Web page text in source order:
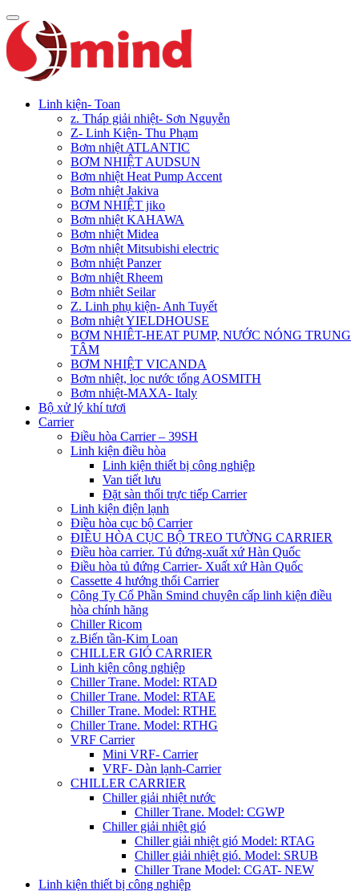
Linh kiện- Toan
z. Tháp giải nhiệt- Sơn Nguyễn
Z- Linh Kiện- Thu Phạm
Bơm nhiệt ATLANTIC
BƠM NHIỆT AUDSUN
Bơm nhiệt Heat Pump Accent
Bơm nhiệt Jakiva
BƠM NHIỆT jiko
Bơm nhiệt KAHAWA
Bơm nhiệt Midea
Bơm nhiệt Mitsubishi electric
Bơm nhiệt Panzer
Bơm nhiệt Rheem
Bơm nhiêt Seilar
Z. Linh phụ kiện- Anh Tuyết
Bơm nhiệt YIELDHOUSE
BƠM NHIÊT-HEAT PUMP, NƯỚC NÓNG TRUNG
TÂM
BƠM NHIỆT VICANDA
Bơm nhiệt, lọc nước tổng AOSMITH
Bơm nhiệt-MAXA- Italy
Bộ xử lý khí tươi
Carrier
Điều hòa Carrier – 39SH
Linh kiện điều hòa
Linh kiện thiết bị công nghiệp
Van tiết lưu
Đặt sàn thổi trực tiếp Carrier
Linh kiện điện lạnh
Điều hòa cục bộ Carrier
ĐIỀU HÒA CỤC BỘ TREO TƯỜNG CARRIER
Điều hòa carrier. Tủ đứng-xuất xứ Hàn Quốc
Điều hòa tủ đứng Carrier- Xuất xứ Hàn Quốc
Cassette 4 hướng thổi Carrier
Công Ty Cổ Phần Smind chuyên cấp linh kiện điều
hòa chính hãng
Chiller Ricom
z.Biến tần-Kim Loan
CHILLER GIÓ CARRIER
Linh kiện công nghiệp
Chiller Trane. Model: RTAD
Chiller Trane. Model: RTAE
Chiller Trane. Model: RTHE
Chiller Trane. Model: RTHG
VRF Carrier
Mini VRF- Carrier
VRF- Dàn lạnh-Carrier
CHILLER CARRIER
Chiller giải nhiệt nước
Chiller Trane. Model: CGWP
Chiller giải nhiệt gió
Chiller giải nhiệt gió Model: RTAG
Chiller giải nhiệt gió. Model: SRUB
Chiller Trane Model: CGAT- NEW
Linh kiện thiết bị công nghiệp